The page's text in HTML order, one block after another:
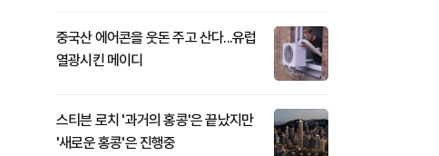
중국산 에어콘을 웃돈 주고 산다...유럽
열광시킨 메이디
스티븐 로치 '과거의 홍콩'은 끝났지만
'새로운 홍콩'은 진행중